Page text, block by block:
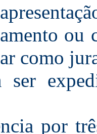
ou
como
ser
por